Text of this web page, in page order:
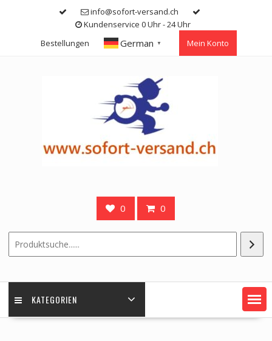
info@sofort-versand.ch
Kundenservice 0 Uhr - 24 Uhr
Bestellungen
German ▼ Mein Konto
0 0
KATEGORIEN